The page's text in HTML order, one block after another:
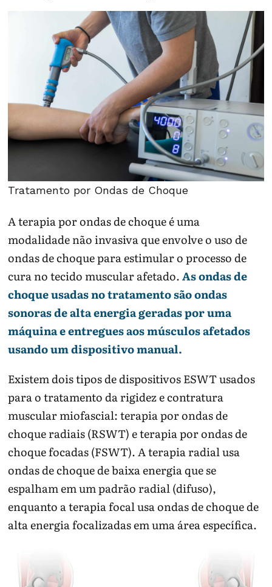
Tratamento por Ondas de Choque
A terapia por ondas de choque é uma
modalidade não invasiva que envolve o uso de
ondas de choque para estimular o processo de
cura no tecido muscular afetado.As ondas de
choque usadas no tratamento são ondas
sonoras de alta energia geradas por uma
máquina e entregues aos músculos afetados
usando um dispositivo manual.
Existem dois tipos de dispositivos ESWT usados
para o tratamento da rigidez e contratura
muscular miofascial: terapia por ondas de
choque radiais (RSWT) e terapia por ondas de
choque focadas (FSWT). A terapia radial usa
ondas de choque de baixa energia que se
espalham em um padrão radial (difuso),
enquanto a terapia focal usa ondas de choque de
alta energia focalizadas em uma área específica.